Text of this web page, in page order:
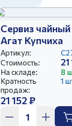
Сервиз
Агат Купчиха
Артикул:
Стоимость:
На складе:
8
Кратность
продаж:
1
21 152 ₽